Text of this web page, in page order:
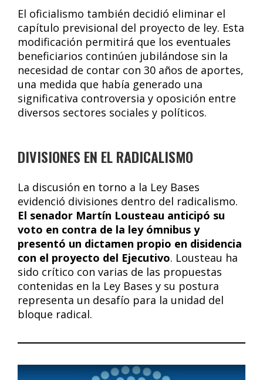
El oficialismo también decidió eliminar el
capítulo previsional del proyecto de ley. Esta
modificación permitirá que los eventuales
beneficiarios continúen jubilándose sin la
necesidad de contar con 30 años de aportes,
una medida que había generado una
significativa controversia y oposición entre
diversos sectores sociales y políticos.
DIVISIONES EN EL RADICALISMO
La discusión en torno a la Ley Bases
evidenció divisiones dentro del radicalismo.
El senador Martín Lousteau anticipó su
voto en contra de la ley ómnibus y
presentó un dictamen propio en disidencia
con el proyecto del Ejecutivo. Lousteau ha
sido crítico con varias de las propuestas
contenidas en la Ley Bases y su postura
representa un desafío para la unidad del
bloque radical.